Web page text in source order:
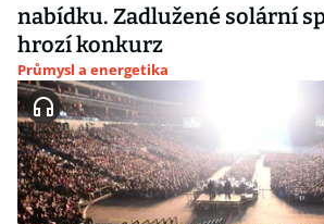
nabídku. Zadlužené solární
hrozí konkurz
Průmysl a energetika